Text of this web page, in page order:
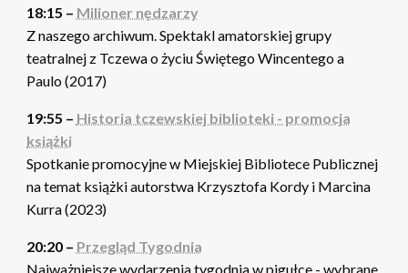
18:15 – Milioner nędzarzy
Z naszego archiwum. Spektakl amatorskiej grupy
teatralnej z Tczewa o życiu Świętego Wincentego a
Paulo (2017)
19:55 – Historia tczewskiej biblioteki - promocja
książki
Spotkanie promocyjne w Miejskiej Bibliotece Publicznej
na temat książki autorstwa Krzysztofa Kordy i Marcina
Kurra (2023)
20:20 – Przegląd Tygodnia
Najważniejsze wydarzenia tygodnia w pigułce - wybrane